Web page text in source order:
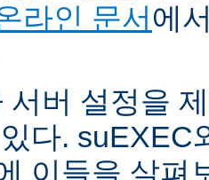
라인 문서에
서버 설정을
다. suEXEC
이들을 살펴